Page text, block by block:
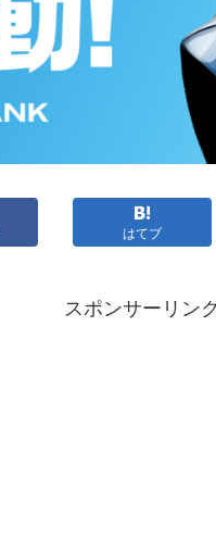
はてブ
スポンサーリンク